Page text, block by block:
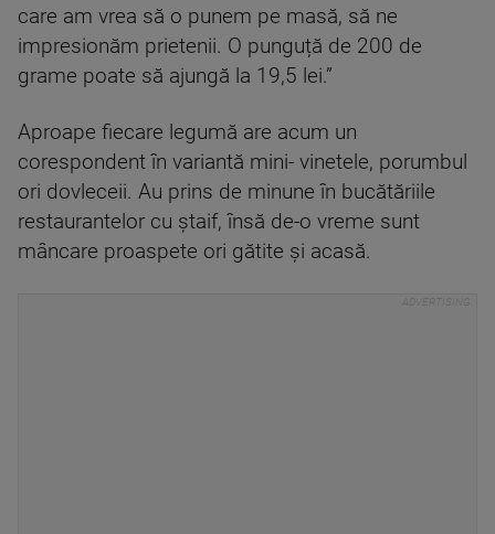
care am vrea să o punem pe masă, să ne
impresionăm prietenii. O punguță de 200 de
grame poate să ajungă la 19,5 lei.”
Aproape fiecare legumă are acum un
corespondent în variantă mini- vinetele, porumbul
ori dovleceii. Au prins de minune în bucătăriile
restaurantelor cu ștaif, însă de-o vreme sunt
mâncare proaspete ori gătite și acasă.